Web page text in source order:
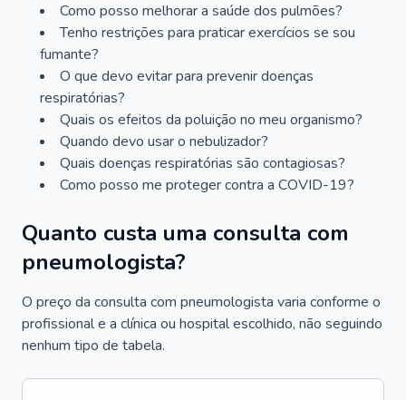
Como posso melhorar a saúde dos pulmões?
Tenho restrições para praticar exercícios se sou
fumante?
O que devo evitar para prevenir doenças
respiratórias?
Quais os efeitos da poluição no meu organismo?
Quando devo usar o nebulizador?
Quais doenças respiratórias são contagiosas?
Como posso me proteger contra a COVID-19?
Quanto custa uma consulta com
pneumologista?
O preço da consulta com pneumologista varia conforme o
profissional e a clínica ou hospital escolhido, não seguindo
nenhum tipo de tabela.